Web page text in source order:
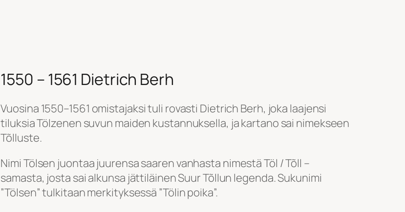
1550 – 1561 Dietrich Berh
Vuosina 1550–1561 omistajaksi tuli rovasti Dietrich Berh, joka laajensi
tiluksia Tölzenen suvun maiden kustannuksella, ja kartano sai nimekseen
Tõlluste.
Nimi Tölsen juontaa juurensa saaren vanhasta nimestä Töl / Tõll –
samasta, josta sai alkunsa jättiläinen Suur Tõllun legenda. Sukunimi
”Tölsen” tulkitaan merkityksessä ”Tölin poika”.